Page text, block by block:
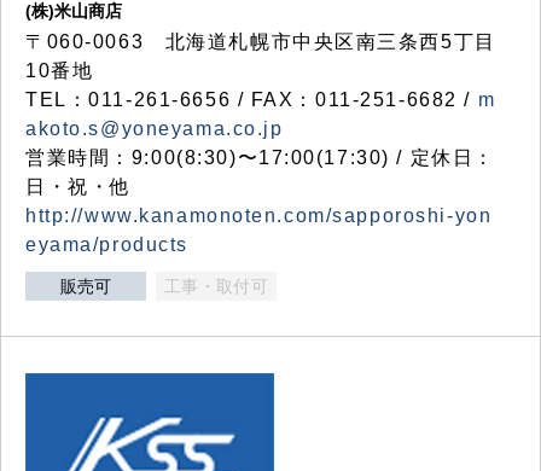
(株)米山商店
〒060-0063 北海道札幌市中央区南三条西5丁目
10番地
TEL：011-261-6656 / FAX：011-251-6682 / m
akoto.s@yoneyama.co.jp
営業時間：9:00(8:30)〜17:00(17:30) / 定休日：
日・祝・他
http://www.kanamonoten.com/sapporoshi-yon
eyama/products
販売可 工事・取付可